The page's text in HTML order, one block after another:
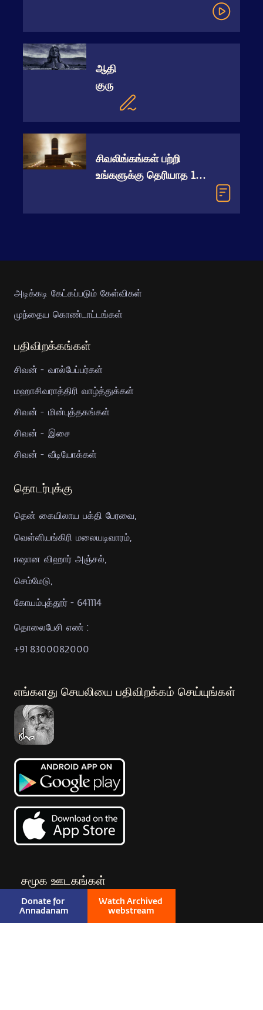
ஆதி
குரு
சிவலிங்கங்கள் பற்றி
உங்களுக்கு தெரியாத 12
Donate for
Annadanam
Watch Archived
webstream
அடிக்கடி கேட்கப்படும் கேள்விகள்
முந்தைய கொண்டாட்டங்கள்
பதிவிறக்கங்கள்
சிவன் - வால்பேப்பர்கள்
மஹாசிவராத்திரி வாழ்த்துக்கள்
சிவன் - மின்புத்தகங்கள்
சிவன் - இசை
சிவன் - வீடியோக்கள்
தொடர்புக்கு
தென் கையிலாய பக்தி பேரவை,
வெள்ளியங்கிரி மலையடிவாரம்,
ஈஷான விஹார் அஞ்சல்,
செம்மேடு,
கோயம்புத்தூர் - 641114
தொலைபேசி எண் :
+91 8300082000
எங்களது செயலியை பதிவிறக்கம் செய்யுங்கள்
சமூக ஊடகங்கள்